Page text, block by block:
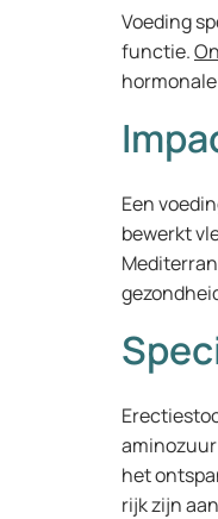
Voeding
functie.
Een
bewerkt
het
rijk zijn